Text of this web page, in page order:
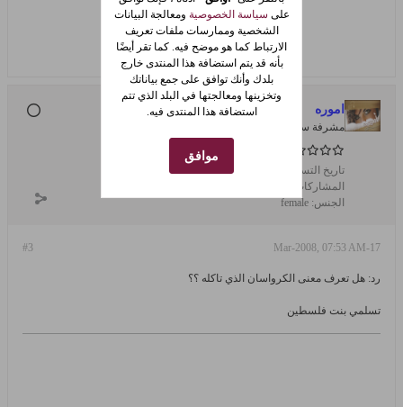
اموره
مشرفة سابقة
تاريخ التسجيل:
Aug 2007
المشاركات:
الجنس: female
#3 17-Mar-2008, 07:53 AM
رد: هل تعرف معنى الكرواسان الذي تاكله ؟؟
تسلمي بنت فلسطين
على سياسة الخصوصية ومعالجة البيانات
الشخصية وممارسات ملفات تعريف
الارتباط كما هو موضح فيه. كما تقر أيضًا
بأنه قد يتم استضافة هذا المنتدى خارج
بلدك وأنك توافق على جمع بياناتك
وتخزينها ومعالجتها في البلد الذي تتم
استضافة هذا المنتدى فيه.
موافق